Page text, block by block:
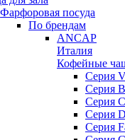
Фарфоровая посуда
По брендам
ANCAP
Италия
Кофейные
Cерия
Серия
Серия
Серия
Серия